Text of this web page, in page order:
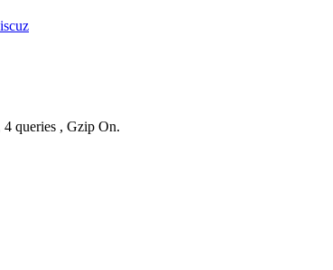
4 queries , Gzip On.